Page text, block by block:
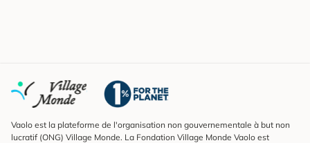
Vaolo est la plateforme de l'organisation non gouvernementale à but non
lucratif (ONG) Village Monde. La Fondation Village Monde Vaolo est